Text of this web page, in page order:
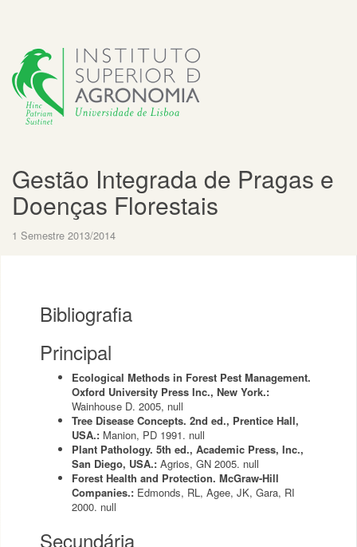
Gestão Integrada de Pragas e
Doenças Florestais
1 Semestre 2013/2014
Bibliografia
Principal
Ecological Methods in Forest Pest Management.
Oxford University Press Inc., New York.:
Wainhouse D. 2005, null
Tree Disease Concepts. 2nd ed., Prentice Hall,
USA.: Manion, PD 1991. null
Plant Pathology. 5th ed., Academic Press, Inc.,
San Diego, USA.: Agrios, GN 2005. null
Forest Health and Protection. McGraw-Hill
Companies.: Edmonds, RL, Agee, JK, Gara, RI
2000. null
Secundária